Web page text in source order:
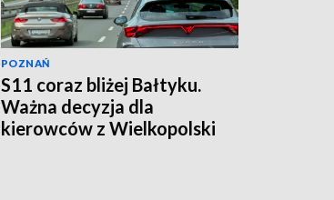
POZNAŃ
S11 coraz bliżej Bałtyku.
Ważna decyzja dla
kierowców z Wielkopolski